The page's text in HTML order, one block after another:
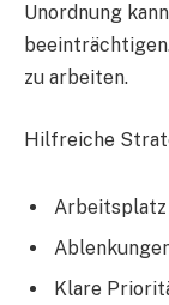
Unordnung
zu arbeiten.
Hilfreiche
Klare